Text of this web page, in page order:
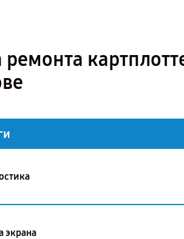
экрана